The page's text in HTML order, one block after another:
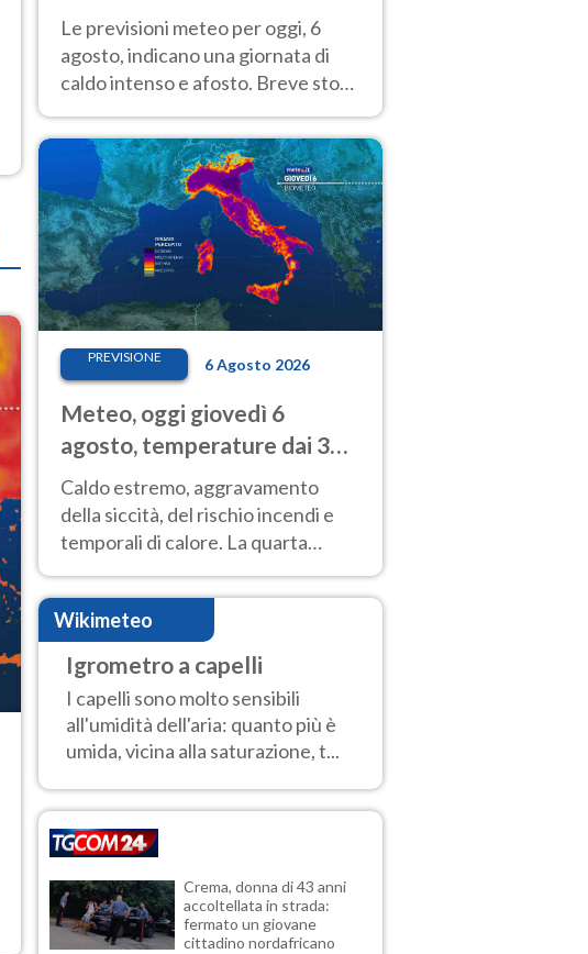
Nord tra 7 e 9 agosto
Le previsioni meteo per oggi, 6
agosto, indicano una giornata di
caldo intenso e afosto. Breve stop
Nord.
PREVISIONE 6 Agosto 2026
Meteo, oggi giovedì 6
agosto, temperature dai 33
ai 40 gradi
Caldo estremo, aggravamento
della siccità, del rischio incendi e
temporali di calore. La quarta
intensa ondata di calore non dà
tregua e durerà fino Ferragosto
Wikimeteo
Igrometro a capelli
I capelli sono molto sensibili
all'umidità dell'aria: quanto più è
umida, vicina alla saturazione, t...
Crema, donna di 43 anni
accoltellata in strada:
fermato un giovane
cittadino nordafricano